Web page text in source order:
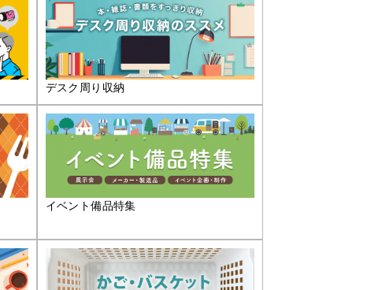
デスク周り収納
イベント備品特集